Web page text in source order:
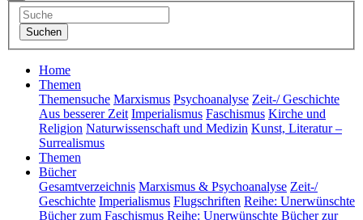
Home
Themen
Themensuche Marxismus Psychoanalyse Zeit-/ Geschichte
Aus besserer Zeit Imperialismus Faschismus Kirche und
Religion Naturwissenschaft und Medizin Kunst, Literatur –
Surrealismus
Themen
Bücher
Gesamtverzeichnis Marxismus & Psychoanalyse Zeit-/
Geschichte Imperialismus Flugschriften Reihe: Unerwünschte
Bücher zum Faschismus Reihe: Unerwünschte Bücher zur